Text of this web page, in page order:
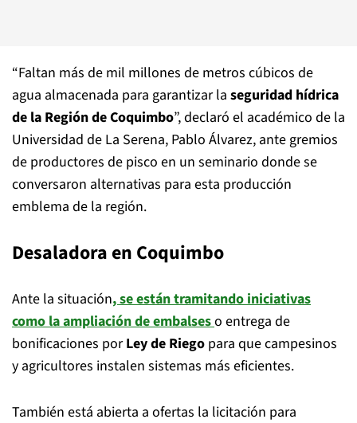
“Faltan más de mil millones de metros cúbicos de
agua almacenada para garantizar la seguridad hídrica
de la Región de Coquimbo”, declaró el académico de la
Universidad de La Serena, Pablo Álvarez, ante gremios
de productores de pisco en un seminario donde se
conversaron alternativas para esta producción
emblema de la región.
Desaladora en Coquimbo
Ante la situación, se están tramitando iniciativas
como la ampliación de embalseso entrega de
bonificaciones porLey de Riego para que campesinos
y agricultores instalen sistemas más eficientes.
También está abierta a ofertas la licitación para